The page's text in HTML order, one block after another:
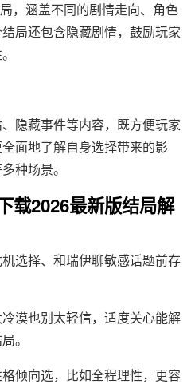
，涵盖不同的剧情走向、角色
局还包含隐藏剧情，鼓励玩家
隐藏事件等内容，既方便玩家
面地了解自身选择带来的影
种场景。
载2026最新版结局解
选择、和瑞伊聊敏感话题前存
漠也别太轻信，适度关心能解
。
倾向选，比如全程理性，更容